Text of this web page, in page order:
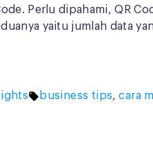
Perlu dipahami, QR
yaitu jumlah data
Tags:
business tips,cara